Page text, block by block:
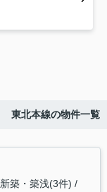
東北本線の物件一覧
新築・築浅(3件)